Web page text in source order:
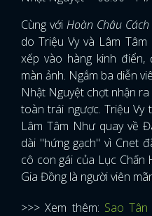
Cùng với Hoàn Châu Cách
do Triệu Vy và Lâm
xếp vào hàng kinh
màn ảnh. Ngắm ba diễn
Nhật Nguyệt chợt nhận
toàn trái ngược. Triệu Vy
Lâm Tâm Như quay về
dài "hứng gạch" vì Cnet
cô con gái của Lục Chấn
Gia Đồng là người viên
>>> Xem thêm: Sao